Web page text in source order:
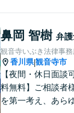
鼻岡 智樹 弁
観音寺いぶき法律事
香川県|観音寺市
【夜間・休日面談
料無料】ご相談者
を第一考え、あら